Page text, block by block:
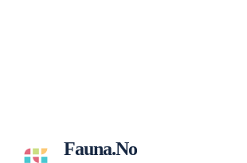
Fauna.no